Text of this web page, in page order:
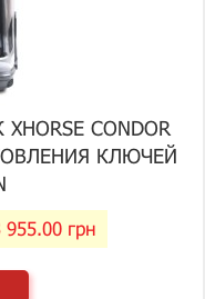
CONDOR
КЛЮЧЕЙ
955.00 грн